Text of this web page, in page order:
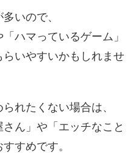
いので、
ハマっているゲーム」
いやすいかもしれませ
れたくない場合は、
さん」や「エッチなこと
すめです。